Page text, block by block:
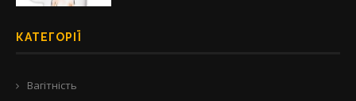
КАТЕГОРІЇ
Вагітність